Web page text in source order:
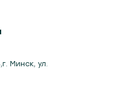
Минск, ул.